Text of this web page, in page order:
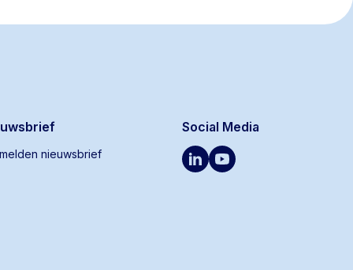
nieuwsbrief
Social Media